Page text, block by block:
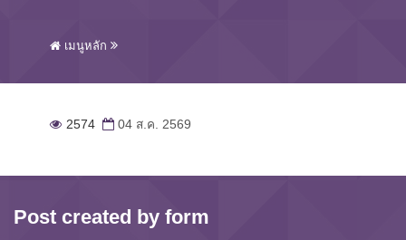
เมนูหลัก
2574 04 ส.ค. 2569
Post created by form